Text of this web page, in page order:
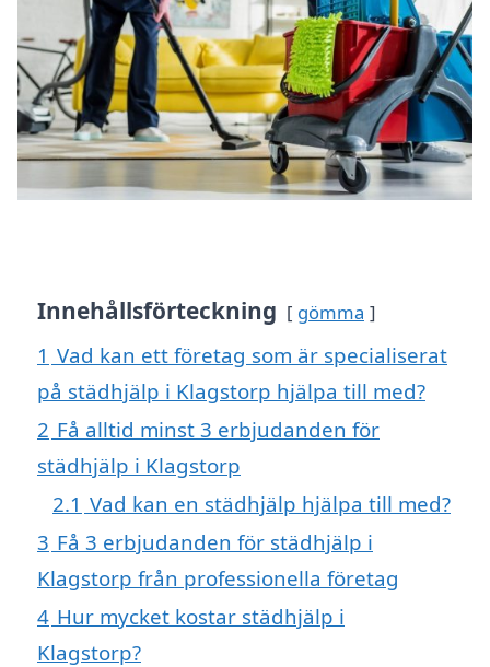
Innehållsförteckning gömma
1 Vad kan ett företag som är specialiserat
på städhjälp i Klagstorp hjälpa till med?
2 Få alltid minst 3 erbjudanden för
städhjälp i Klagstorp
2.1 Vad kan en städhjälp hjälpa till med?
3 Få 3 erbjudanden för städhjälp i
Klagstorp från professionella företag
4 Hur mycket kostar städhjälp i
Klagstorp?